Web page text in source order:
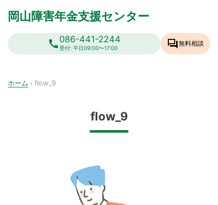
岡山障害年金支援センター
call086-441-2244
受付: 平日09:00〜17:00 forum無料相談
ホーム › flow_9
flow_9